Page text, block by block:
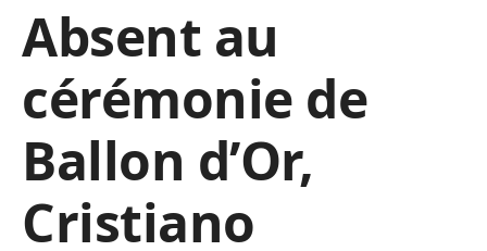
Absent au
cérémonie de
Ballon d’Or,
Cristiano